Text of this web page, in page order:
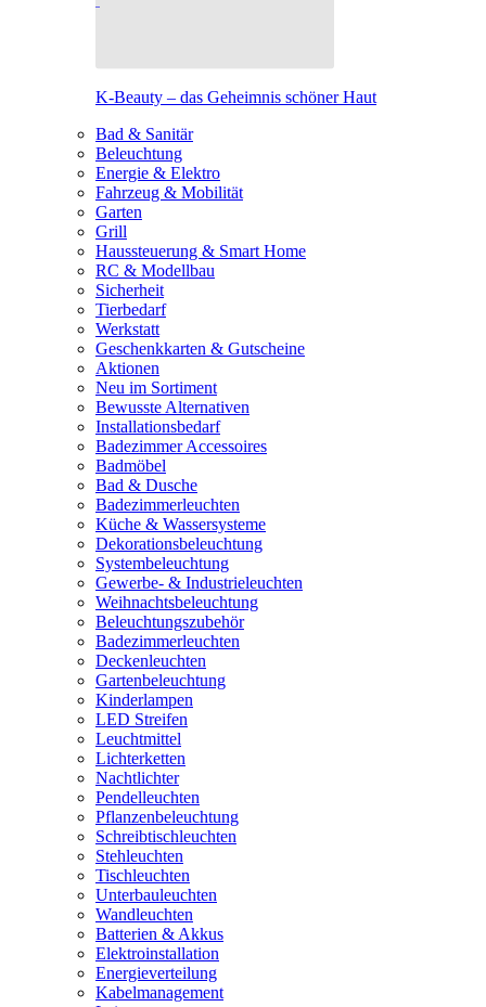
K-Beauty – das Geheimnis schöner Haut
Bad & Sanitär
Beleuchtung
Energie & Elektro
Fahrzeug & Mobilität
Garten
Grill
Haussteuerung & Smart Home
RC & Modellbau
Sicherheit
Tierbedarf
Werkstatt
Geschenkkarten & Gutscheine
Aktionen
Neu im Sortiment
Bewusste Alternativen
Installationsbedarf
Badezimmer Accessoires
Badmöbel
Bad & Dusche
Badezimmerleuchten
Küche & Wassersysteme
Dekorationsbeleuchtung
Systembeleuchtung
Gewerbe- & Industrieleuchten
Weihnachtsbeleuchtung
Beleuchtungszubehör
Badezimmerleuchten
Deckenleuchten
Gartenbeleuchtung
Kinderlampen
LED Streifen
Leuchtmittel
Lichterketten
Nachtlichter
Pendelleuchten
Pflanzenbeleuchtung
Schreibtischleuchten
Stehleuchten
Tischleuchten
Unterbauleuchten
Wandleuchten
Batterien & Akkus
Elektroinstallation
Energieverteilung
Kabelmanagement